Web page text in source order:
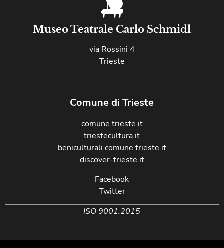
Museo Teatrale Carlo Schmidl
via Rossini 4
Trieste
Comune di Trieste
comune.trieste.it
triestecultura.it
beniculturali.comune.trieste.it
discover-trieste.it
Facebook
Twitter
ISO 9001:2015